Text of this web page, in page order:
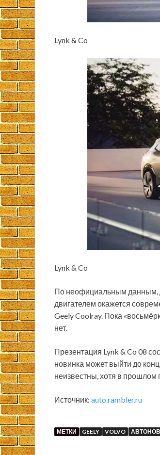
Lynk & Co
Lynk & Co
По неофициальным данным,
двигателем окажется
Geely Coolray. Пока
нет.
Презентация Lynk & Co 08
новинка может выйти до
неизвестны, хотя в прошлом
Источник: auto.rambler.ru
МЕТКИ GEELY VOLVO